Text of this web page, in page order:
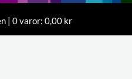
| 0varor: 0,00 kr